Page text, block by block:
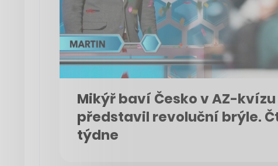
Mikýř baví Česko v AZ-
představil revoluční brýle.
týdne